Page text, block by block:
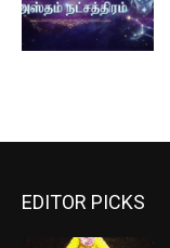
EDITOR PICKS